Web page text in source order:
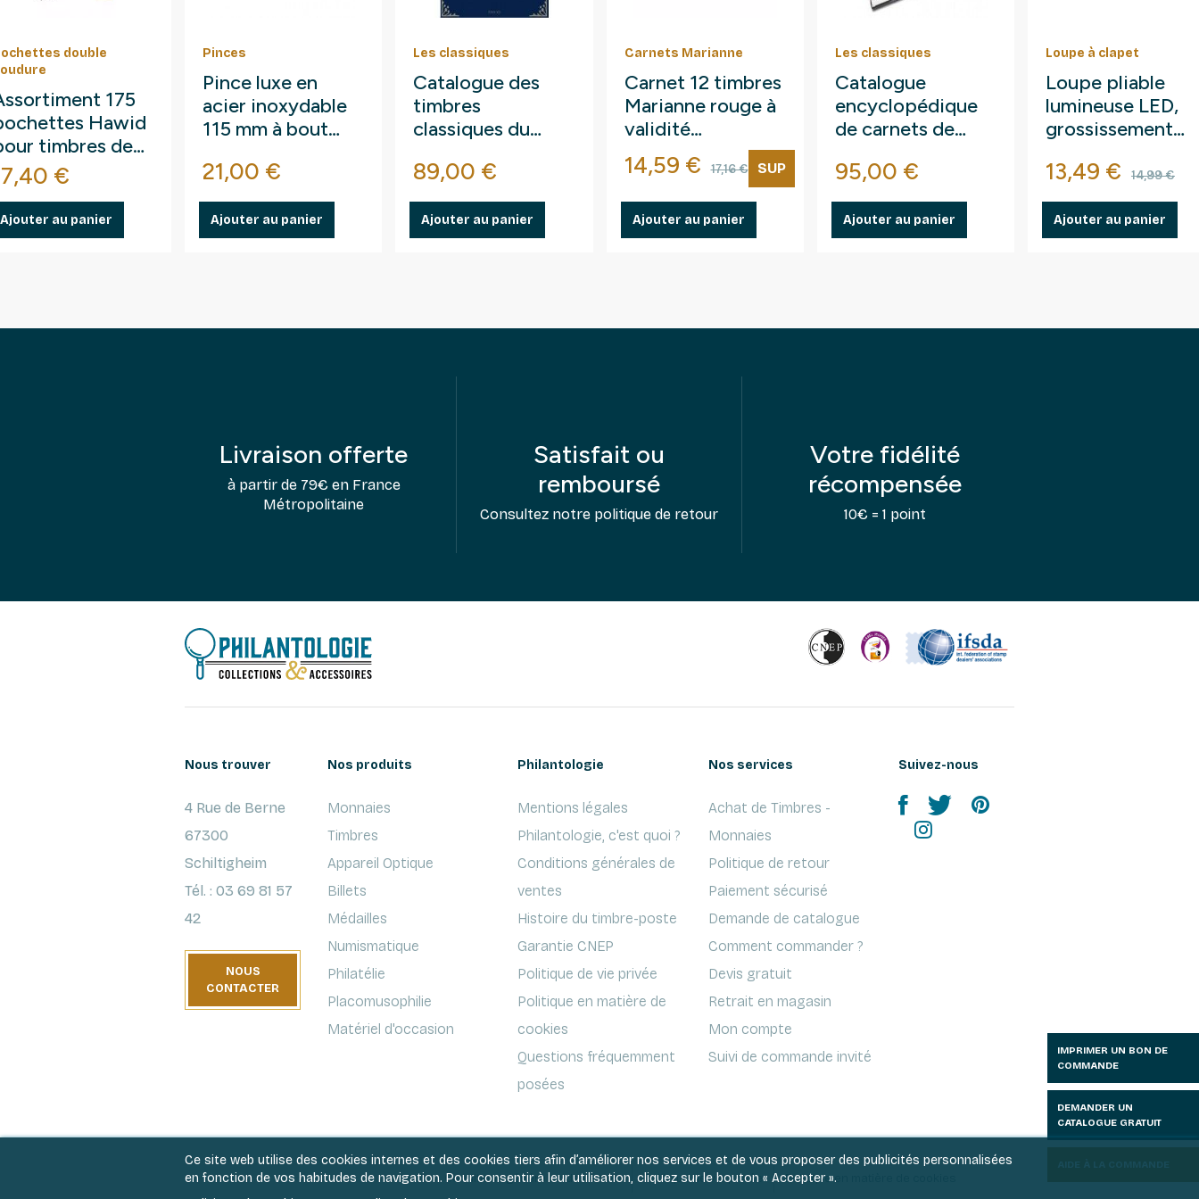
double
175
Hawid
timbres de
€
Ajouter au panier
Pinces
Pince luxe en
acier inoxydable
115 mm à bout
Prix
21,00 €
Ajouter au panier
Les classiques
Catalogue des
timbres
classiques du
1940.
Prix
89,00 €
Ajouter au panier
Carnets Marianne
Carnet 12 timbres
Marianne rouge à
validité
permanente.
Prix
14,59 € Prix de base
17,16 € SUP
Ajouter au panier
Les classiques
Catalogue
encyclopédique
de carnets de
(1926 à 1932)
Prix
95,00 €
Ajouter au panier
Loupe à clapet
Loupe pliable
lumineuse LED,
grossissement
Prix
13,49 € Prix
14,99 €
Ajouter au panier
Livraison offerte
à partir de 79€ en France
Métropolitaine
Satisfait ou
remboursé
Consultez notre politique de retour
Votre fidélité
récompensée
10€ = 1 point
Nous trouver
4 Rue de Berne
67300
Schiltigheim
Tél. : 03 69 81 57
42
NOUS
CONTACTER
Nos produits
Monnaies
Timbres
Appareil Optique
Billets
Médailles
Numismatique
Philatélie
Placomusophilie
Matériel d'occasion
Philantologie
Mentions légales
Philantologie, c'est quoi ?
Conditions générales de
ventes
Histoire du timbre-poste
Garantie CNEP
Politique de vie privée
Politique en matière de
cookies
Questions fréquemment
posées
Nos services
Achat de Timbres -
Monnaies
Politique de retour
Paiement sécurisé
Demande de catalogue
Comment commander ?
Devis gratuit
Retrait en magasin
Mon compte
Suivi de commande invité
Suivez-nous
Ce site web utilise des cookies internes et des cookies tiers afin d’améliorer nos services et de vous proposer des publicités personnalisées
en fonction de vos habitudes de navigation. Pour consentir à leur utilisation, cliquez sur le bouton « Accepter ».
Conditions générales de ventes Politique de vie privée Politique en matière de cookies
IMPRIMER UN BON DE
COMMANDE
DEMANDER UN
CATALOGUE GRATUIT